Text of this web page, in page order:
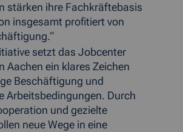
stärken ihre Fachkräftebasis
insgesamt profitiert von
setzt das Jobcenter
Aachen ein klares Zeichen
Beschäftigung und
Arbeitsbedingungen. Durch
und gezielte
neue Wege in eine